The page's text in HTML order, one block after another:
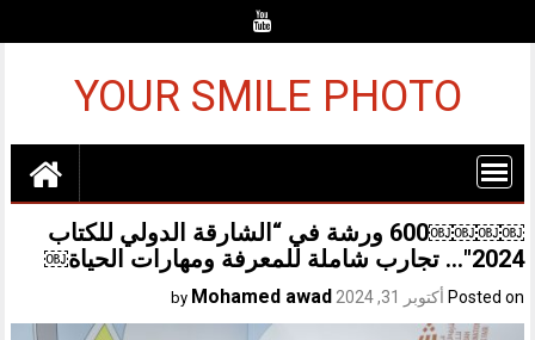
YOUR SMILE PHOTO
￼￼￼￼600 ورشة في “الشارقة الدولي للكتاب
2024″… تجارب شاملة للمعرفة ومهارات الحياة￼
Posted on أكتوبر 31, 2024 Mohamed awad